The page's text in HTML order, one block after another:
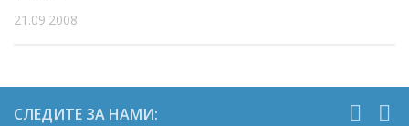
21.09.2008
СЛЕДИТЕ ЗА НАМИ: